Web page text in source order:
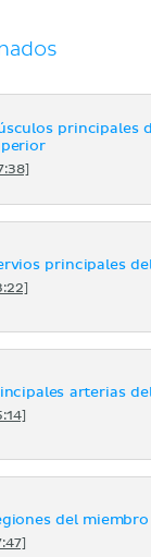
principales
principales
arterias
del